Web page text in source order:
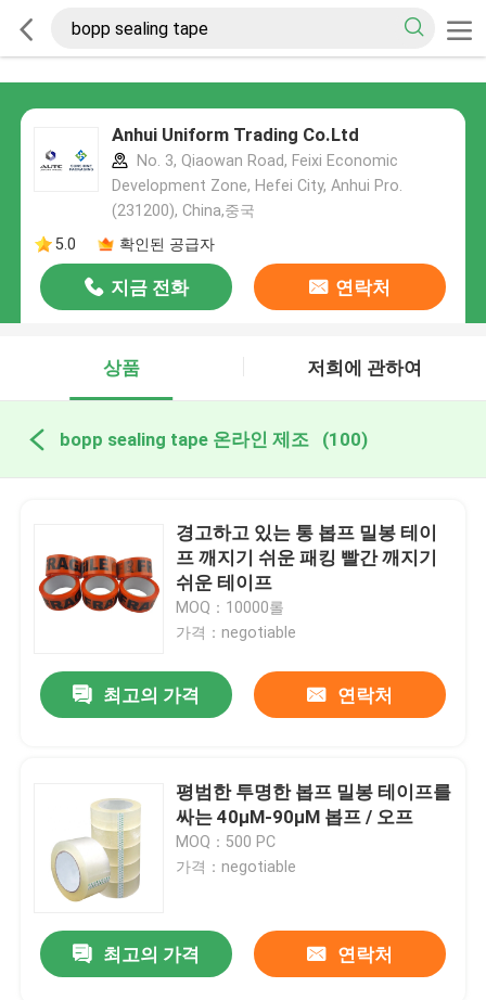
Anhui Uniform Trading Co.Ltd
No. 3, Qiaowan Road, Feixi Economic
Development Zone, Hefei City, Anhui Pro.
(231200), China,중국
5.0
확인된 공급자
지금 전화 연락처
상품 저희에 관하여
bopp sealing tape 온라인 제조 (100)
경고하고 있는 통 봅프 밀봉 테이
프 깨지기 쉬운 패킹 빨간 깨지기
쉬운 테이프
MOQ：10000롤
가격：negotiable
최고의 가격 연락처
평범한 투명한 봅프 밀봉 테이프를
싸는 40μM-90μM 봅프 / 오프
MOQ：500 PC
가격：negotiable
최고의 가격 연락처